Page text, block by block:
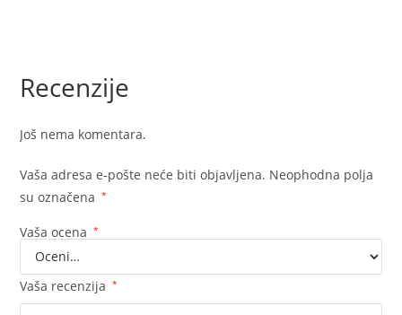
Recenzije
Još nema komentara.
Vaša adresa e-pošte neće biti objavljena. Neophodna polja
su označena
*
Vaša ocena *
Vaša recenzija *